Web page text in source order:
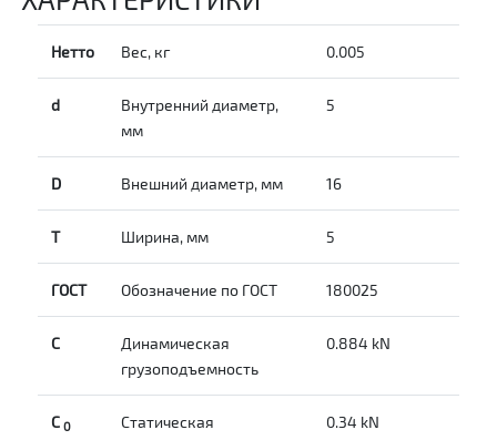
Нетто Вес, кг 0.005
d
Внутренний диаметр,
мм
5
D Внешний диаметр, мм 16
T Ширина, мм 5
ГОСТ Обозначение по ГОСТ 180025
C
Динамическая
грузоподъемность
0.884 kN
С 0
Статическая
0.34 kN